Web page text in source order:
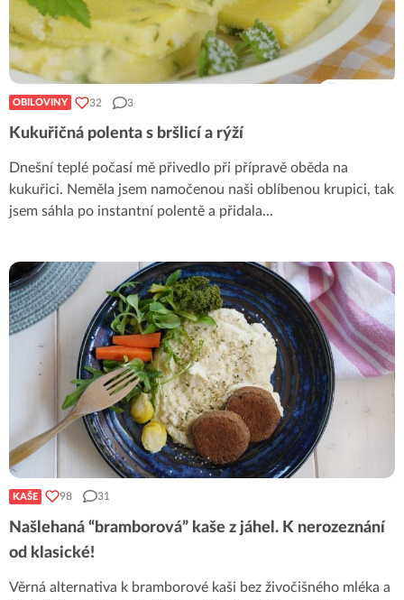
OBILOVINY 32 3
Kukuřičná polenta s bršlicí a rýží
Dnešní teplé počasí mě přivedlo při přípravě oběda na
kukuřici. Neměla jsem namočenou naši oblíbenou krupici, tak
jsem sáhla po instantní polentě a přidala...
KAŠE 98 31
Našlehaná “bramborová” kaše z jáhel. K nerozeznání
od klasické!
Věrná alternativa k bramborové kaši bez živočišného mléka a